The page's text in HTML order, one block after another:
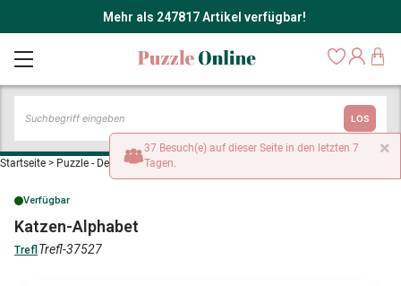
Mehr als 247817 Artikel verfügbar!
LOS
Startseite > Puzzle - Dekoration und Objekte
Verfügbar
Katzen-Alphabet
Trefl Trefl-37527
×
37 Besuch(e) auf dieser Seite in den letzten 7
Tagen.